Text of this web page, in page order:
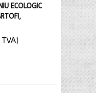
ECOLOGIC